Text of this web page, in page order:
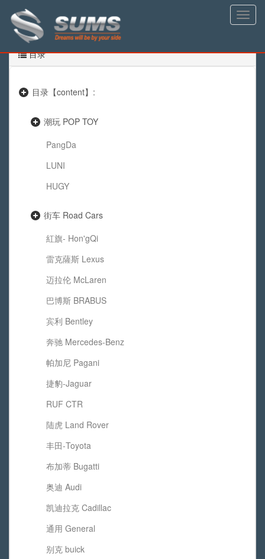
Toggle
目录
目录【content】:
潮玩 POP TOY
PangDa
LUNI
HUGY
街车 Road Cars
紅旗- Hon'gQi
雷克薩斯 Lexus
迈拉伦 McLaren
巴博斯 BRABUS
宾利 Bentley
奔驰 Mercedes-Benz
帕加尼 Pagani
捷豹-Jaguar
RUF CTR
陆虎 Land Rover
丰田-Toyota
布加蒂 Bugatti
奥迪 Audi
凯迪拉克 Cadillac
通用 General
别克 buick